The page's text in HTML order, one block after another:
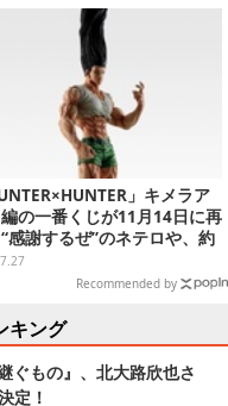
」キメラア
の一番くじが11月14日に再
感謝するぜ”のネテロや、約
る「ゴンさん フィギュア」
Recommended by
キング
ぐもの』、北大路欣也さ
定！